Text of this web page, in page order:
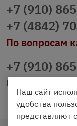
+7 (910)
+7 (4842)
По вопросам
+7 (910)
Наш сайт
удобства
представляют